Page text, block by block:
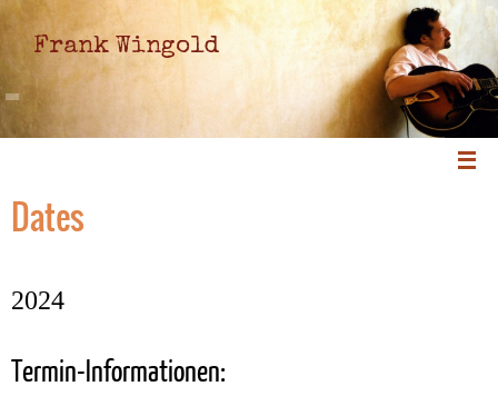
Frank Wingold
Dates
2024
Termin-Informationen: